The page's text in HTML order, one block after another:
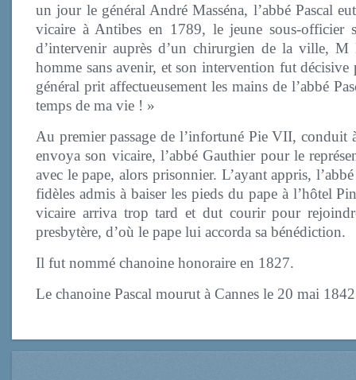
un jour le général André Masséna, l’abbé Pascal
vicaire à Antibes en 1789, le jeune sous-
d’intervenir auprès d’un chirurgien de la ville,
homme sans avenir, et son intervention fut
général prit affectueusement les mains de l’abbé
temps de ma vie ! »
Au premier passage de l’infortuné Pie VII, conduit
envoya son vicaire, l’abbé Gauthier pour le
avec le pape, alors prisonnier. L’ayant appris,
fidèles admis à baiser les pieds du pape à l’hôtel
vicaire arriva trop tard et dut courir pour
presbytère, d’où le pape lui accorda sa bénédiction.
Il fut nommé chanoine honoraire en 1827.
Le chanoine Pascal mourut à Cannes le 20 mai